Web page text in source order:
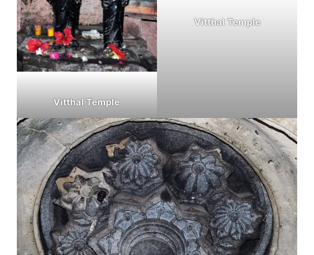
Vitthal Temple
Vitthal Temple